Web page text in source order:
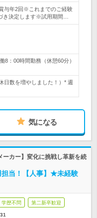
与年2回※これまでのご経験
き決定します※試用期間…
8：00時間勤務（休憩60分）
日数を増やしました！）* 週
気になる
ーカー】変化に挑戦し革新を続
担当！【人事】★未経験
学歴不問 第二新卒歓迎